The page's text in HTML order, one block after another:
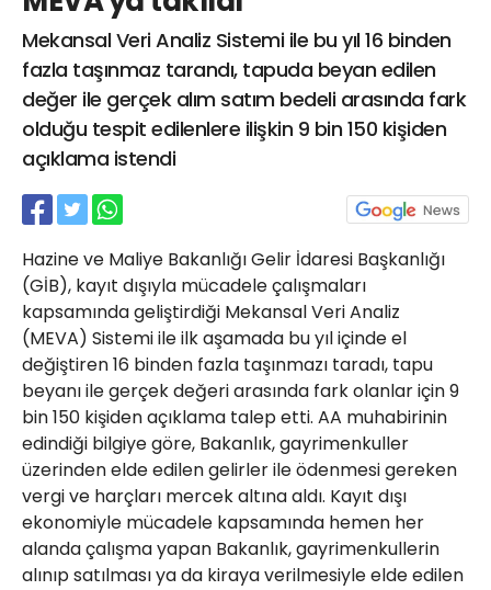
Mekansal Veri Analiz Sistemi ile bu yıl 16 binden
fazla taşınmaz tarandı, tapuda beyan edilen
değer ile gerçek alım satım bedeli arasında fark
olduğu tespit edilenlere ilişkin 9 bin 150 kişiden
açıklama istendi
Hazine ve Maliye Bakanlığı Gelir İdaresi Başkanlığı
(GİB), kayıt dışıyla mücadele çalışmaları
kapsamında geliştirdiği Mekansal Veri Analiz
(MEVA) Sistemi ile ilk aşamada bu yıl içinde el
değiştiren 16 binden fazla taşınmazı taradı, tapu
beyanı ile gerçek değeri arasında fark olanlar için 9
bin 150 kişiden açıklama talep etti. AA muhabirinin
edindiği bilgiye göre, Bakanlık, gayrimenkuller
üzerinden elde edilen gelirler ile ödenmesi gereken
vergi ve harçları mercek altına aldı. Kayıt dışı
ekonomiyle mücadele kapsamında hemen her
alanda çalışma yapan Bakanlık, gayrimenkullerin
alınıp satılması ya da kiraya verilmesiyle elde edilen
21 Gölcük
02624132333
haber@golcukpostasi.com